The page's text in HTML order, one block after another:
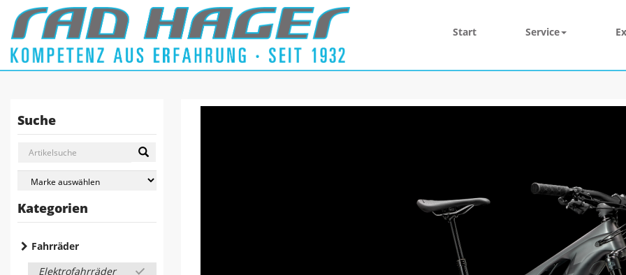
Start Service
Suche
Kategorien
Fahrräder
Elektrofahrräder